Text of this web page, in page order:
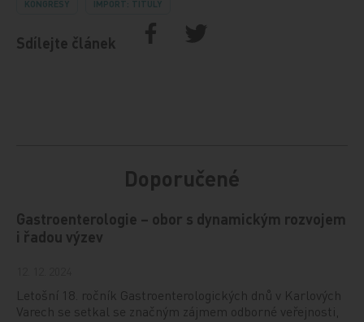
KONGRESY IMPORT: TITULY
Sdílejte článek
Doporučené
Gastroenterologie – obor s dynamickým rozvojem
i řadou výzev
Letošní 18. ročník Gastroenterologických dnů v Karlových
Varech se setkal se značným zájmem odborné veřejnosti,